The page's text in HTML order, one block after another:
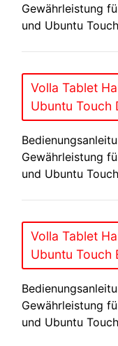
Gewährleistung
und Ubuntu
Volla Tablet
Ubuntu Touch
Gewährleistung
und Ubuntu
Volla Tablet
Ubuntu Touch
Gewährleistung
und Ubuntu